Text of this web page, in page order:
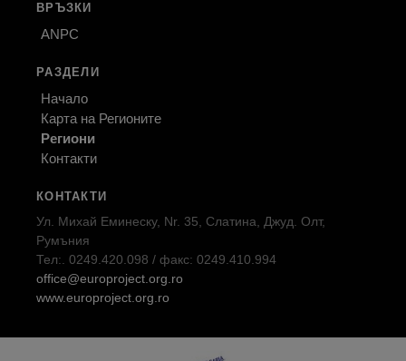
ВРЪЗКИ
ANPC
РАЗДЕЛИ
Начало
Карта на Регионите
Региони
Контакти
КОНТАКТИ
Ул. Михай Еминеску, Nr. 35, Слатина, Джуд. Олт,
Румъния
Тел:. 0249.420.098 / факс: 0249.410.994
office@europroject.org.ro
www.europroject.org.ro